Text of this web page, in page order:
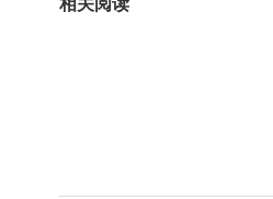
相关阅读